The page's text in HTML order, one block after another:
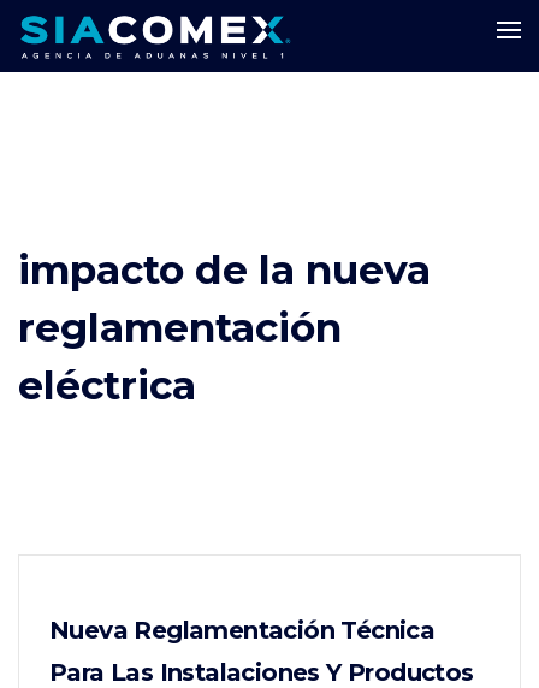
impacto de la nueva
reglamentación
eléctrica
Nueva Reglamentación Técnica
Para Las Instalaciones Y Productos